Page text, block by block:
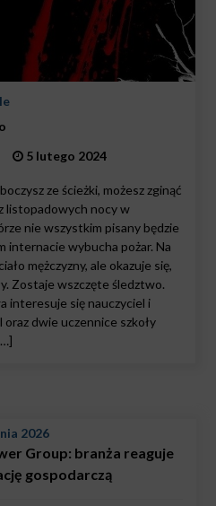
5 lutego 2024
ze ścieżki, możesz zginąć
listopadowych nocy w
nie wszystkim pisany będzie
internacie wybucha pożar. Na
mężczyzny, ale okazuje się,
Zostaje wszczęte śledztwo.
interesuje się nauczyciel i
dwie uczennice szkoły
2026
Group: branża reaguje
gospodarczą